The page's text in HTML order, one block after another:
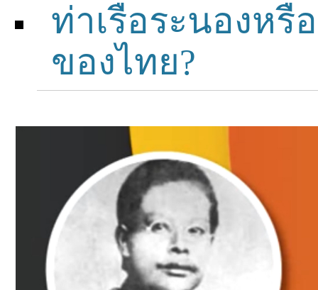
ท่าเรือระนองห
ของไทย?